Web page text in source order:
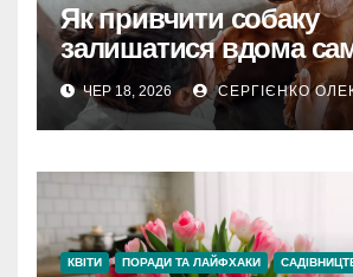
Як привчити собаку
залишатися вдома
ЧЕР 18, 2026 СЕРГІЄНКО
КВІТИ ПОРАДИ ТА ЛАЙФХАКИ